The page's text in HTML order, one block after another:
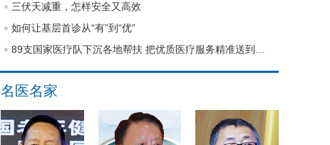
三伏天减重，怎样安全又高效
如何让基层首诊从“有”到“优”
名医名家